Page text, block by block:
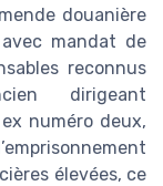
douanière
mandat de
reconnus
dirigeant
numéro deux,
élevées, ce